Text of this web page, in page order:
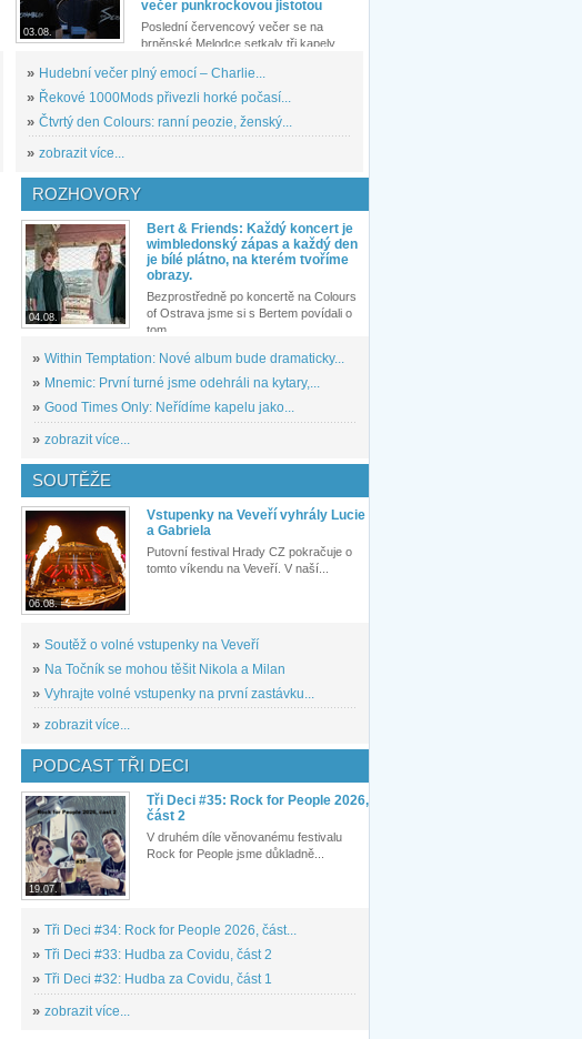
03.08.
večer punkrockovou jistotou
Poslední červencový večer se na
brněnské Melodce setkaly tři kapely...
» Hudební večer plný emocí – Charlie...
» Řekové 1000Mods přivezli horké počasí...
» Čtvrtý den Colours: ranní peozie, ženský...
» zobrazit více...
ROZHOVORY
04.08.
Bert & Friends: Každý koncert je
wimbledonský zápas a každý den
je bílé plátno, na kterém tvoříme
obrazy.
Bezprostředně po koncertě na Colours
of Ostrava jsme si s Bertem povídali o
tom,...
» Within Temptation: Nové album bude dramaticky...
» Mnemic: První turné jsme odehráli na kytary,...
» Good Times Only: Neřídíme kapelu jako...
» zobrazit více...
SOUTĚŽE
06.08.
Vstupenky na Veveří vyhrály Lucie
a Gabriela
Putovní festival Hrady CZ pokračuje o
tomto víkendu na Veveří. V naší...
» Soutěž o volné vstupenky na Veveří
» Na Točník se mohou těšit Nikola a Milan
» Vyhrajte volné vstupenky na první zastávku...
» zobrazit více...
PODCAST TŘI DECI
19.07.
Tři Deci #35: Rock for People 2026,
část 2
V druhém díle věnovanému festivalu
Rock for People jsme důkladně...
» Tři Deci #34: Rock for People 2026, část...
» Tři Deci #33: Hudba za Covidu, část 2
» Tři Deci #32: Hudba za Covidu, část 1
» zobrazit více...